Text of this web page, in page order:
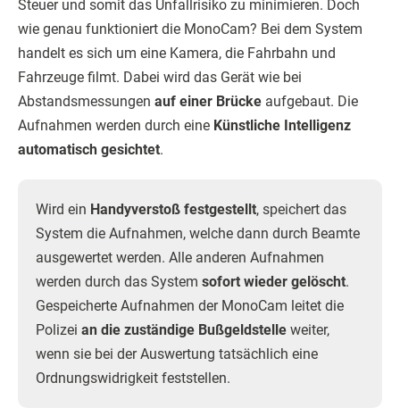
Steuer und somit das Unfallrisiko zu minimieren. Doch
wie genau funktioniert die MonoCam? Bei dem System
handelt es sich um eine Kamera, die Fahrbahn und
Fahrzeuge filmt. Dabei wird das Gerät wie bei
Abstandsmessungen auf einer Brücke aufgebaut. Die
Aufnahmen werden durch eine Künstliche Intelligenz
automatisch gesichtet.
Wird ein Handyverstoß festgestellt, speichert das
System die Aufnahmen, welche dann durch Beamte
ausgewertet werden. Alle anderen Aufnahmen
werden durch das System sofort wieder gelöscht.
Gespeicherte Aufnahmen der MonoCam leitet die
Polizei an die zuständige Bußgeldstelle weiter,
wenn sie bei der Auswertung tatsächlich eine
Ordnungswidrigkeit feststellen.